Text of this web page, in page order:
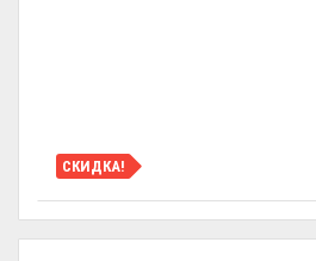
СКИДКА!